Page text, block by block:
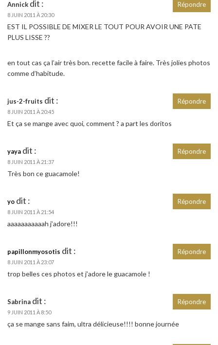
Annick dit :
8 JUIN 2011 À 20:30
EST IL POSSIBLE DE MIXER LE TOUT POUR AVOIR UNE PATE
PLUS LISSE ??
en tout cas ça l’air très bon. recette facile à faire. Très jolies photos
comme d’habitude.
Répondre
jus-2-fruits dit :
8 JUIN 2011 À 20:45
Et ça se mange avec quoi, comment ? a part les doritos
Répondre
yaya dit :
8 JUIN 2011 À 21:37
Très bon ce guacamole!
Répondre
yo dit :
8 JUIN 2011 À 21:54
aaaaaaaaaaah j’adore!!!
Répondre
papillonmyosotis dit :
8 JUIN 2011 À 23:07
trop belles ces photos et j’adore le guacamole !
Répondre
Sabrina dit :
9 JUIN 2011 À 8:50
ça se mange sans faim, ultra délicieuse!!!! bonne journée
Répondre